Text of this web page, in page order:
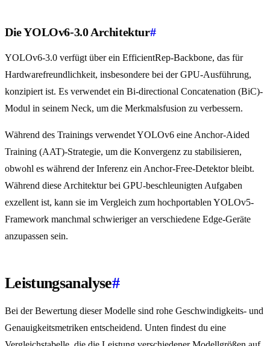
Die YOLOv6-3.0 Architektur#
YOLOv6-3.0 verfügt über ein EfficientRep-Backbone, das für
Hardwarefreundlichkeit, insbesondere bei der GPU-Ausführung,
konzipiert ist. Es verwendet ein Bi-directional Concatenation (BiC)-
Modul in seinem Neck, um die Merkmalsfusion zu verbessern.
Während des Trainings verwendet YOLOv6 eine Anchor-Aided
Training (AAT)-Strategie, um die Konvergenz zu stabilisieren,
obwohl es während der Inferenz ein Anchor-Free-Detektor bleibt.
Während diese Architektur bei GPU-beschleunigten Aufgaben
exzellent ist, kann sie im Vergleich zum hochportablen YOLOv5-
Framework manchmal schwieriger an verschiedene Edge-Geräte
anzupassen sein.
Leistungsanalyse#
Bei der Bewertung dieser Modelle sind rohe Geschwindigkeits- und
Genauigkeitsmetriken entscheidend. Unten findest du eine